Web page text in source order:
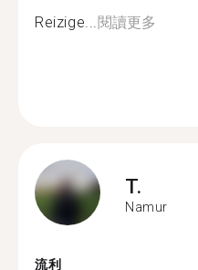
Reizige...閱讀更多
T.
Namur
流利